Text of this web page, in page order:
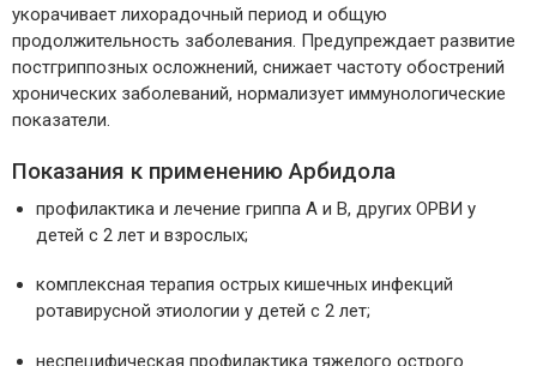
укорачивает лихорадочный период и общую
продолжительность заболевания. Предупреждает развитие
постгриппозных осложнений, снижает частоту обострений
хронических заболеваний, нормализует иммунологические
показатели.
Показания к применению Арбидола
профилактика и лечение гриппа А и В, других ОРВИ у
детей с 2 лет и взрослых;
комплексная терапия острых кишечных инфекций
ротавирусной этиологии у детей с 2 лет;
неспецифическая профилактика тяжелого острого